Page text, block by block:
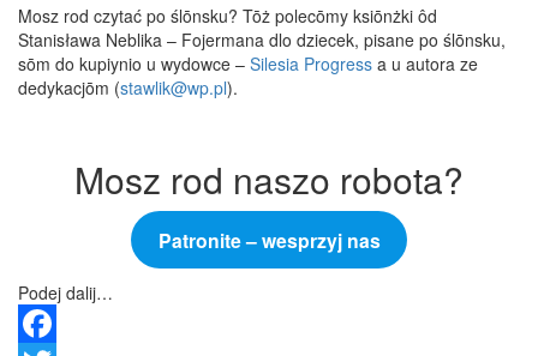
Mosz rod czytać po ślōnsku? Tōż polecōmy ksiōnżki ôd
Stanisława Neblika – Fojermana dlo dziecek, pisane po ślōnsku,
sōm do kupiynio u wydowce – Silesia Progress a u autora ze
dedykacjōm (stawlik@wp.pl).
Mosz rod naszo robota?
Patronite – wesprzyj nas
Podej dalij…